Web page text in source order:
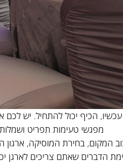
עכשיו, הכיף יכול להתחיל. יש
מפגשי טעימות תפריט
המקום, בחירת המוסיקה,
הדברים שאתם צריכים לארגן